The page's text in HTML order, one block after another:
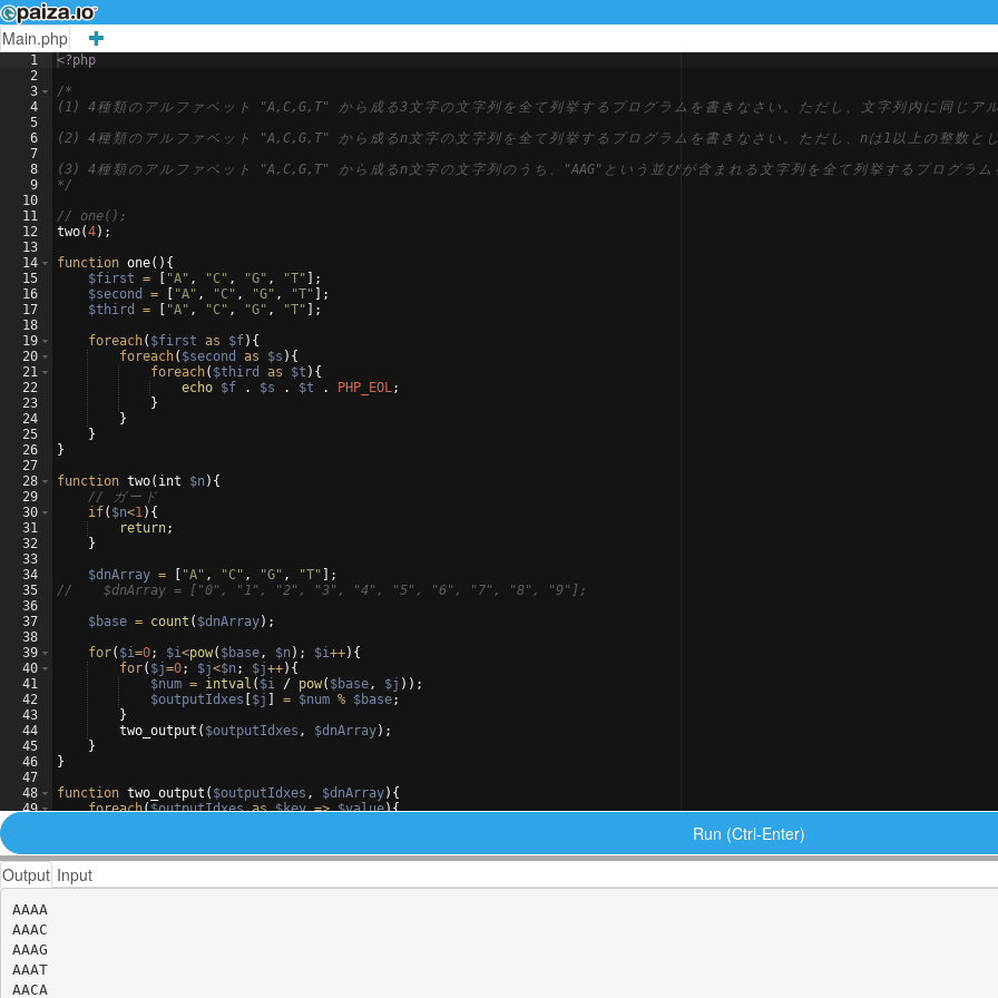
Main.php
1
2
3
4
5
6
7
8
9
10
11
12
13
14
15
16
17
18
19
20
21
22
23
24
25
26
27
28
29
30
31
32
33
34
35
36
37
38
39
40
41
42
43
44
45
46
47
48
49
<?php
/*
(1) 4 種 類 の ア ル フ ァ ベ ッ ト "A,C,G,T" か ら 成 る3 文 字 の 文 字 列 を 全 て 列 挙 す る プ ロ グ ラ ム を 書 き な さ い 。 た だ し 、 文 字 列 内 に 同 じ ア ル
(2) 4 種 類 の ア ル フ ァ ベ ッ ト "A,C,G,T" か ら 成 るn 文 字 の 文 字 列 を 全 て 列 挙 す る プ ロ グ ラ ム を 書 き な さ い 。 た だ し 、 nは1 以 上 の 整 数 と し
(3) 4 種 類 の ア ル フ ァ ベ ッ ト "A,C,G,T" か ら 成 るn 文 字 の 文 字 列 の う ち 、 "AAG" と い う 並 び が 含 ま れ る 文 字 列 を 全 て 列 挙 す る プ ロ グ ラ ム
*/
// one();
two(4) ;
function one( ) {
$first = "A" , "C" , "G" , "T"
;
$second
= "A" , "C" , "G" , "T"
;
$third
= "A" , "C" , "G" , "T"
;
foreach( $first as $f) {
foreach( $second as $s ) {
foreach( $third as $t ) {
echo $f . $s . $t . PHP_EOL;
}
}
}
}
function two( int $n ) {
//
ガ ー ド
if( $n<1) {
return;
}
$dnArray = "A" , "C" , "G" , "T"
;
//    $dnArray = ["0", "1", "2", "3", "4", "5", "6", "7", "8", "9"];
$base = count ( $dnArray) ;
for( $i=0; $i<pow( $base, $n ) ; $i++) {
for( $j=0; $j<$n ; $j++) {
$num = intval ( $i / pow( $base, $j )) ;
$outputIdxes
$j = $num % $base;
}
two_output ( $outputIdxes , $dnArray) ;
}
}
function two_output ( $outputIdxes , $dnArray) {
foreach($outputIdxes as $key => $value){
Run (Ctrl-Enter)
Output Input
AAAA
AAAC
AAAG
AAAT
AACA